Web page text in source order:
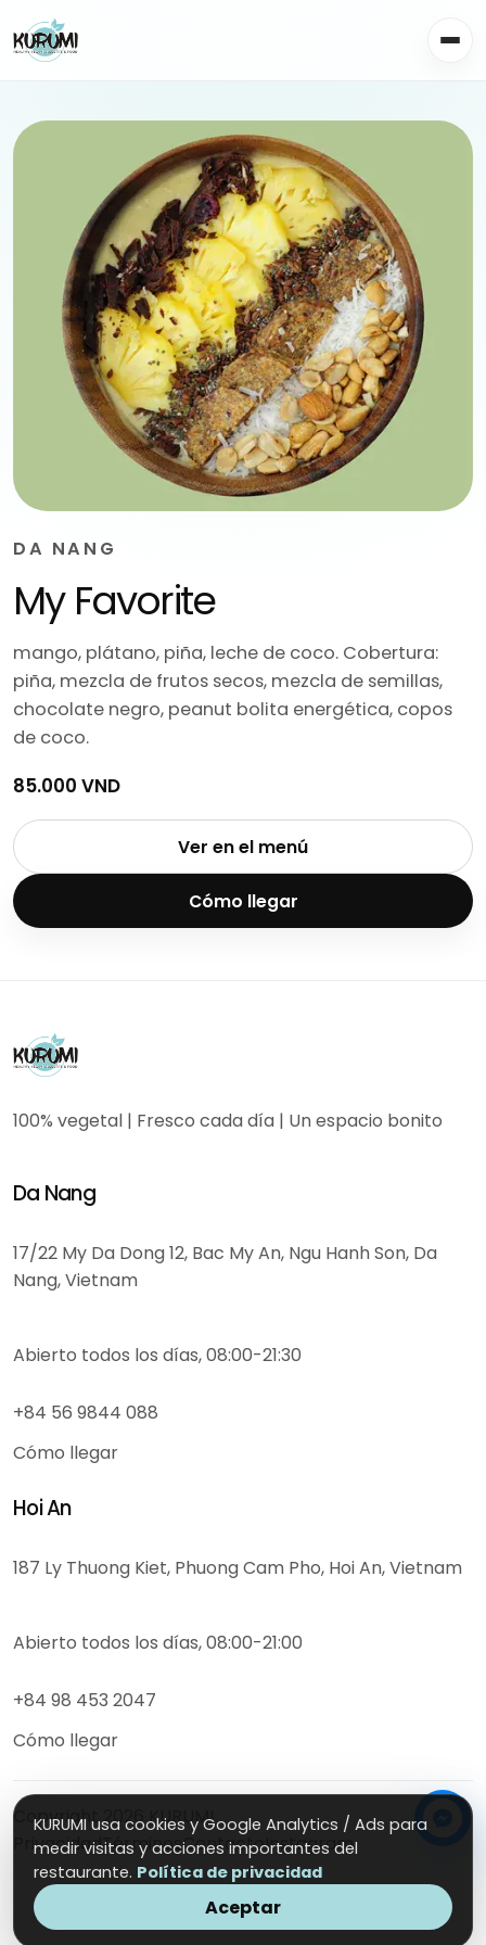
KURUMI usa cookies y Google Analytics / Ads para
medir visitas y acciones importantes del
restaurante. Política de privacidad
Aceptar
DA NANG
My Favorite
mango, plátano, piña, leche de coco. Cobertura:
piña, mezcla de frutos secos, mezcla de semillas,
chocolate negro, peanut bolita energética, copos
de coco.
85.000 VND
Ver en el menú
Cómo llegar
100% vegetal | Fresco cada día | Un espacio bonito
Da Nang
17/22 My Da Dong 12, Bac My An, Ngu Hanh Son, Da
Nang, Vietnam
Abierto todos los días, 08:00-21:30
+84 56 9844 088
Cómo llegar
Hoi An
187 Ly Thuong Kiet, Phuong Cam Pho, Hoi An, Vietnam
Abierto todos los días, 08:00-21:00
+84 98 453 2047
Cómo llegar
Copyright2026KURUMI
PrivacidadTérminosContactoInstagram